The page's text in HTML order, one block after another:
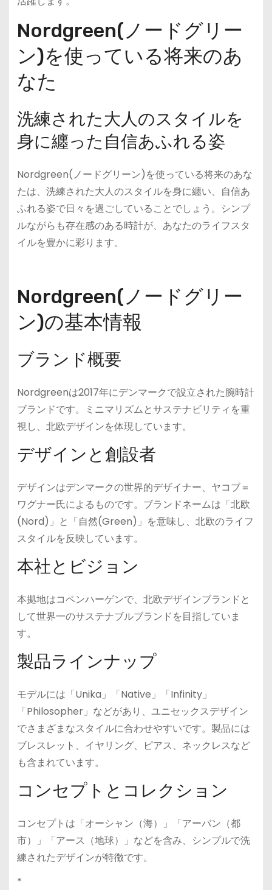
Nordgreen(ノードグリー
ン)を使っている将来のあ
なた
洗練された大人のスタイルを
身に纏った自信あふれる姿
Nordgreen(ノードグリーン)を使っている将来のあな
たは、洗練された大人のスタイルを身に纏い、自信あ
ふれる姿で日々を過ごしていることでしょう。シンプ
ルながらも存在感のある時計が、あなたのライフスタ
イルを豊かに彩ります。
Nordgreen(ノードグリー
ン)の基本情報
ブランド概要
Nordgreenは2017年にデンマークで設立された腕時計
ブランドです。ミニマリズムとサステナビリティを重
視し、北欧デザインを体現しています。
デザインと創設者
デザインはデンマークの世界的デザイナー、ヤコブ＝
ワグナー氏によるものです。ブランドネームは「北欧
(Nord)」と「自然(Green)」を意味し、北欧のライフ
スタイルを反映しています。
本社とビジョン
本拠地はコペンハーゲンで、北欧デザインブランドと
して世界一のサステナブルブランドを目指していま
す。
製品ラインナップ
モデルには「Unika」「Native」「Infinity」
「Philosopher」などがあり、ユニセックスデザイン
でさまざまなスタイルに合わせやすいです。製品には
ブレスレット、イヤリング、ピアス、ネックレスなど
も含まれています。
コンセプトとコレクション
コンセプトは「オーシャン（海）」「アーバン（都
市）」「アース（地球）」などを含み、シンプルで洗
練されたデザインが特徴です。
*